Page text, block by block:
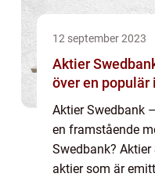
12 september 2023
Aktier
över en
Aktier Swedbank
en framstående
Swedbank?
aktier som är